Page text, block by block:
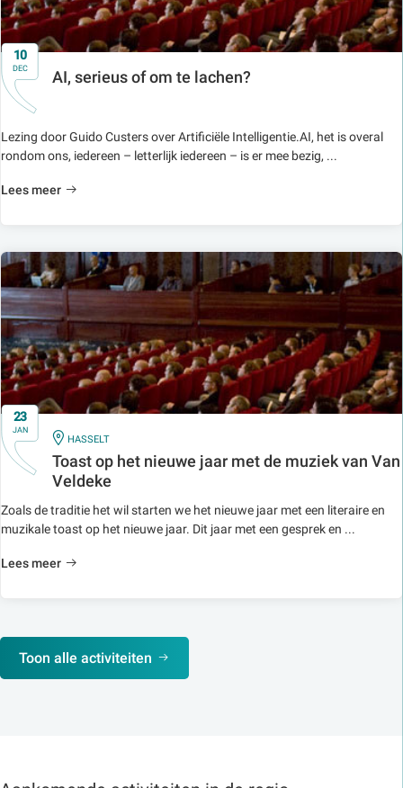
10
DEC
AI, serieus of om te lachen?
Lezing door Guido Custers over Artificiële Intelligentie.AI, het is overal
rondom ons, iedereen – letterlijk iedereen – is er mee bezig, ...
Lees meer
23
JAN
IN
HASSELT
Toast op het nieuwe jaar met de muziek van Van
Veldeke
Zoals de traditie het wil starten we het nieuwe jaar met een literaire en
muzikale toast op het nieuwe jaar. Dit jaar met een gesprek en ...
Lees meer
Toon alle activiteiten